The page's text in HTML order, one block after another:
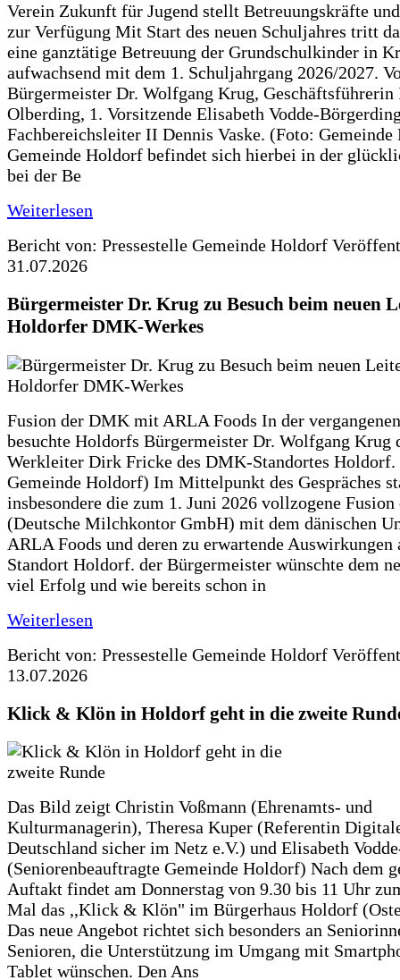
Verein Zukunft für Jugend stellt Betreuungskräfte
zur Verfügung Mit Start des neuen Schuljahres tritt
eine ganztätige Betreuung der Grundschulkinder in
aufwachsend mit dem 1. Schuljahrgang 2026/2027.
Bürgermeister Dr. Wolfgang Krug, Geschäftsführerin
Olberding, 1. Vorsitzende Elisabeth Vodde-
Fachbereichsleiter II Dennis Vaske. (Foto:
Gemeinde Holdorf befindet sich hierbei in der
bei der Be
Weiterlesen
Bericht von: Pressestelle Gemeinde Holdorf
31.07.2026
Bürgermeister Dr. Krug zu Besuch beim neuen
Holdorfer DMK-Werkes
Fusion der DMK mit ARLA Foods In der
besuchte Holdorfs Bürgermeister Dr. Wolfgang Krug
Werkleiter Dirk Fricke des DMK-Standortes Holdorf.
Gemeinde Holdorf) Im Mittelpunkt des Gespräches
insbesondere die zum 1. Juni 2026 vollzogene
(Deutsche Milchkontor GmbH) mit dem dänischen
ARLA Foods und deren zu erwartende Auswirkungen
Standort Holdorf. der Bürgermeister wünschte dem
viel Erfolg und wie bereits schon in
Weiterlesen
Bericht von: Pressestelle Gemeinde Holdorf
13.07.2026
Klick & Klön in Holdorf geht in die zweite
Das Bild zeigt Christin Voßmann (Ehrenamts- und
Kulturmanagerin), Theresa Kuper (Referentin
Deutschland sicher im Netz e.V.) und Elisabeth
(Seniorenbeauftragte Gemeinde Holdorf) Nach dem
Auftakt findet am Donnerstag von 9.30 bis 11 Uhr
Mal das ,,Klick & Klön" im Bürgerhaus Holdorf
Das neue Angebot richtet sich besonders an
Senioren, die Unterstützung im Umgang mit
Tablet wünschen. Den Ans